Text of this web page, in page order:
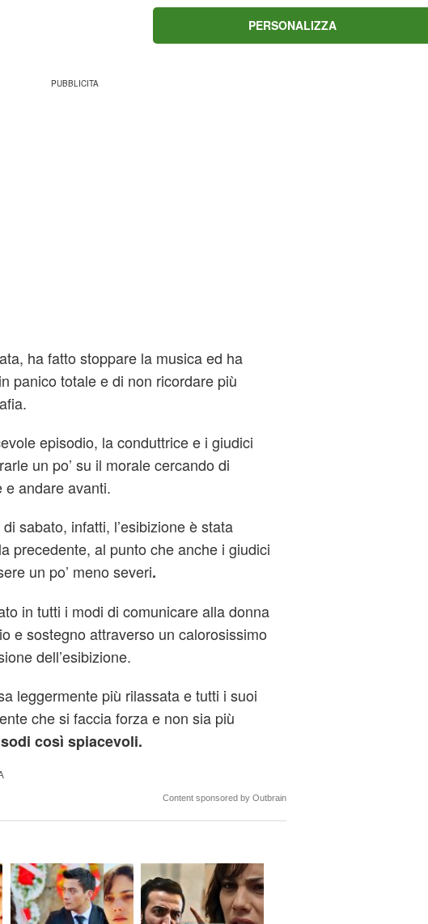
ha portato l’attrice ad avere un
ha fatto stoppare la musica ed ha
panico totale e di non ricordare più
episodio, la conduttrice e i giudici
un po’ su il morale cercando di
e andare avanti.
sabato, infatti, l’esibizione è stata
precedente, al punto che anche i giudici
un po’ meno severi.
in tutti i modi di comunicare alla donna
e sostegno attraverso un calorosissimo
dell’esibizione.
leggermente più rilassata e tutti i suoi
che si faccia forza e non sia più
così spiacevoli.
Content sponsored by Outbrain
PERSONALIZZA